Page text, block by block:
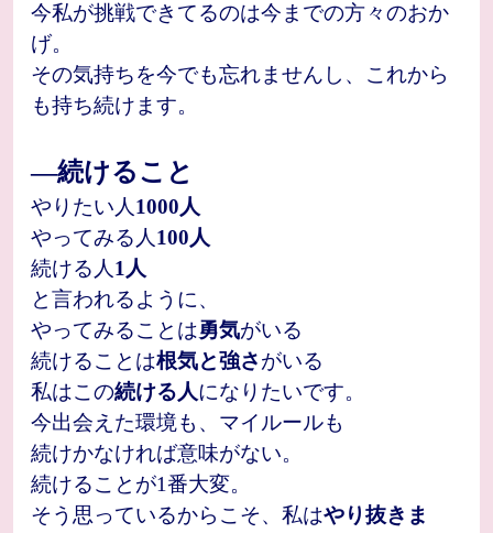
今私が挑戦できてるのは今までの方々のおか
げ。
その気持ちを今でも忘れませんし、これから
も持ち続けます。
―続けること
やりたい人 1000人
やってみる人 100人
続ける人 1人
と言われるように、
やってみることは勇気がいる
続けることは根気と強さがいる
私はこの続ける人になりたいです。
今出会えた環境も、マイルールも
続けかなければ意味がない。
続けることが1番大変。
そう思っているからこそ、 私はやり抜きま